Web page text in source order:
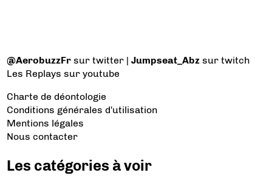
@AerobuzzFr sur twitter |Jumpseat_Abz sur twitch
Les Replays sur youtube
Charte de déontologie
Conditions générales d'utilisation
Mentions légales
Nous contacter
Les catégories à voir